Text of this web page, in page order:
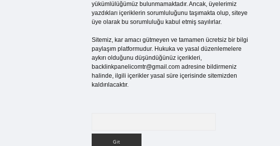
yükümlülüğümüz bulunmamaktadır. Ancak, üyelerimiz
yazdıkları içeriklerin sorumluluğunu taşımakta olup, siteye
üye olarak bu sorumluluğu kabul etmiş sayılırlar.
Sitemiz, kar amacı gütmeyen ve tamamen ücretsiz bir bilgi
paylaşım platformudur. Hukuka ve yasal düzenlemelere
aykırı olduğunu düşündüğünüz içerikleri,
backlinkpanelicomtr@gmail.comadresine bildirmeniz
halinde, ilgili içerikler yasal süre içerisinde sitemizden
kaldırılacaktır.